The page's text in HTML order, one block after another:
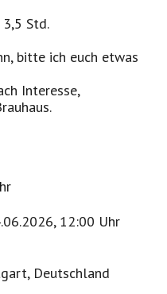
3,5 Std.
bitte ich euch etwas
Interesse,
12:00 Uhr
Deutschland